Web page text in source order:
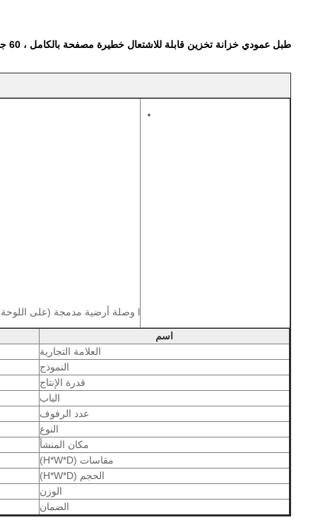
طبل عمودي خزانة تخزين قابلة للاشتعال خطيرة مصفحة بالكامل ، 60 جالون
l وصلة أرضية مدمجة (على اللوحة الجانبية الخارجية) لسهولة الأرضية.
اسم
العلامة التجارية
النموذج
قدرة الإنتاج
الباب
عدد الرفوف
النوع
مكان المنشأ
مقاسات (H*W*D)
الحجم (H*W*D)
الوزن
الضمان